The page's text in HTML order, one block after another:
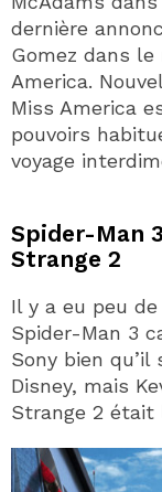
dernière
Gomez dans le
America.
Miss America
pouvoirs
voyage
Spider-Man
Strange 2
Il y a eu peu
Spider-Man 3
Sony bien
Disney, mais
Strange 2 était